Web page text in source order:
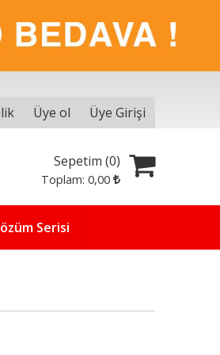
Üye ol Üye Girişi
Sepetim (0)
Toplam:0,00
Serisi